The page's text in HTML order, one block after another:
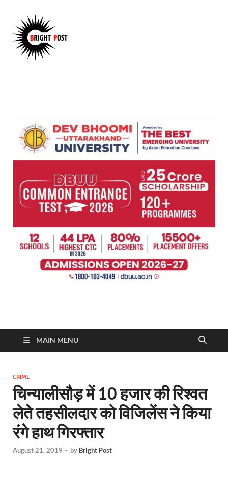
MAIN MENU
CRIME
चिन्यालीसौड़ में 10 हजार की रिश्वत
लेते तहसीलदार को विजिलेंस ने किया
रंगे हाथ गिरफ्तार
August 21, 2019 - by Bright Post